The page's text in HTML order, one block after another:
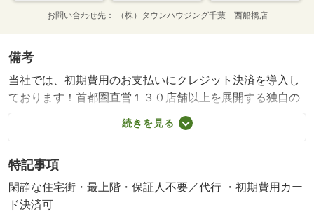
お問い合わせ先 （株）タウンハウジング千葉 西船橋店
備考
当社では、初期費用のお支払いにクレジット決済を導入し
ております！首都圏直営１３０店舗以上を展開する独自の
ネットワークで、様々な条件でのお部屋探しに対応させて
頂きます。契約時ご来店頂かなくても契約可能！当社はＩ
入必須。 初回保証料：月額賃料等合計額×５０％、月額
保証料：月額賃料等×１．０％）・創業４５周年、首都圏
で直営１３０店舗以上を展開するタウングループへお部屋
続きを見る
特記事項
閑静な住宅街・最上階・保証人不要／代行 ・初期費用カー
ド決済可